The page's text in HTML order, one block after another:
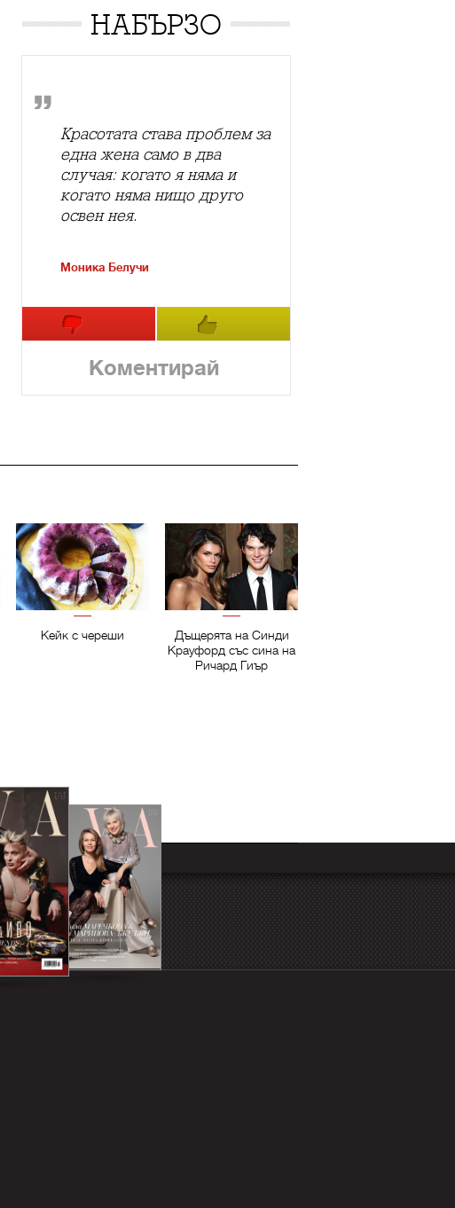
НАБЪРЗО
Красотата става проблем за
една жена само в два
случая: когато я няма и
когато няма нищо друго
освен нея.
Моника Белучи
Коментирай
Кейк с череши
Дъщерята на Синди
Крауфорд със сина на
Ричард Гиър